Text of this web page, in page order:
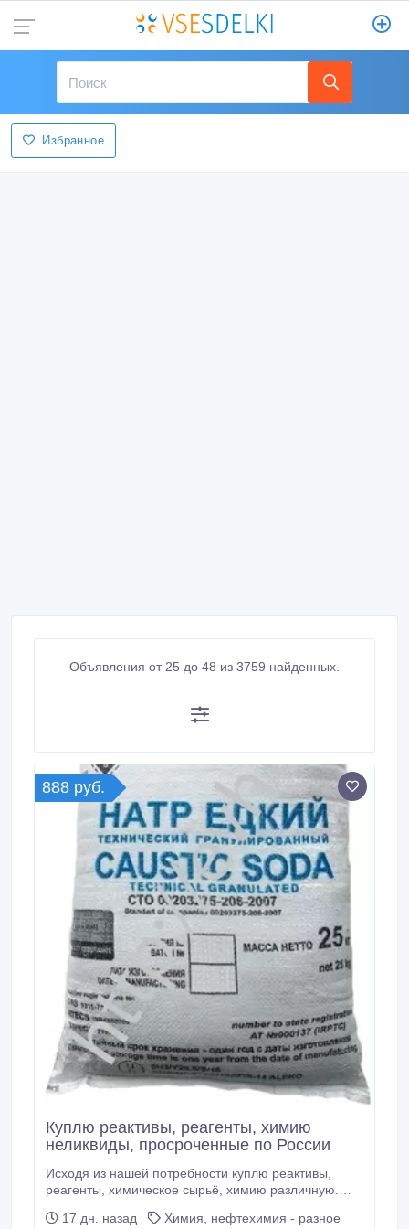
Избранное
Объявления от 25 до 48 из 3759 найденных.
888 руб.
Куплю реактивы, реагенты, химию
неликвиды, просроченные по России
Исходя из нашей потребности куплю реактивы,
реагенты, химическое сырьё, химию различную.
заводские цены не заинтересуют. из числа
17 дн. назад
Химия, нефтехимия - разное